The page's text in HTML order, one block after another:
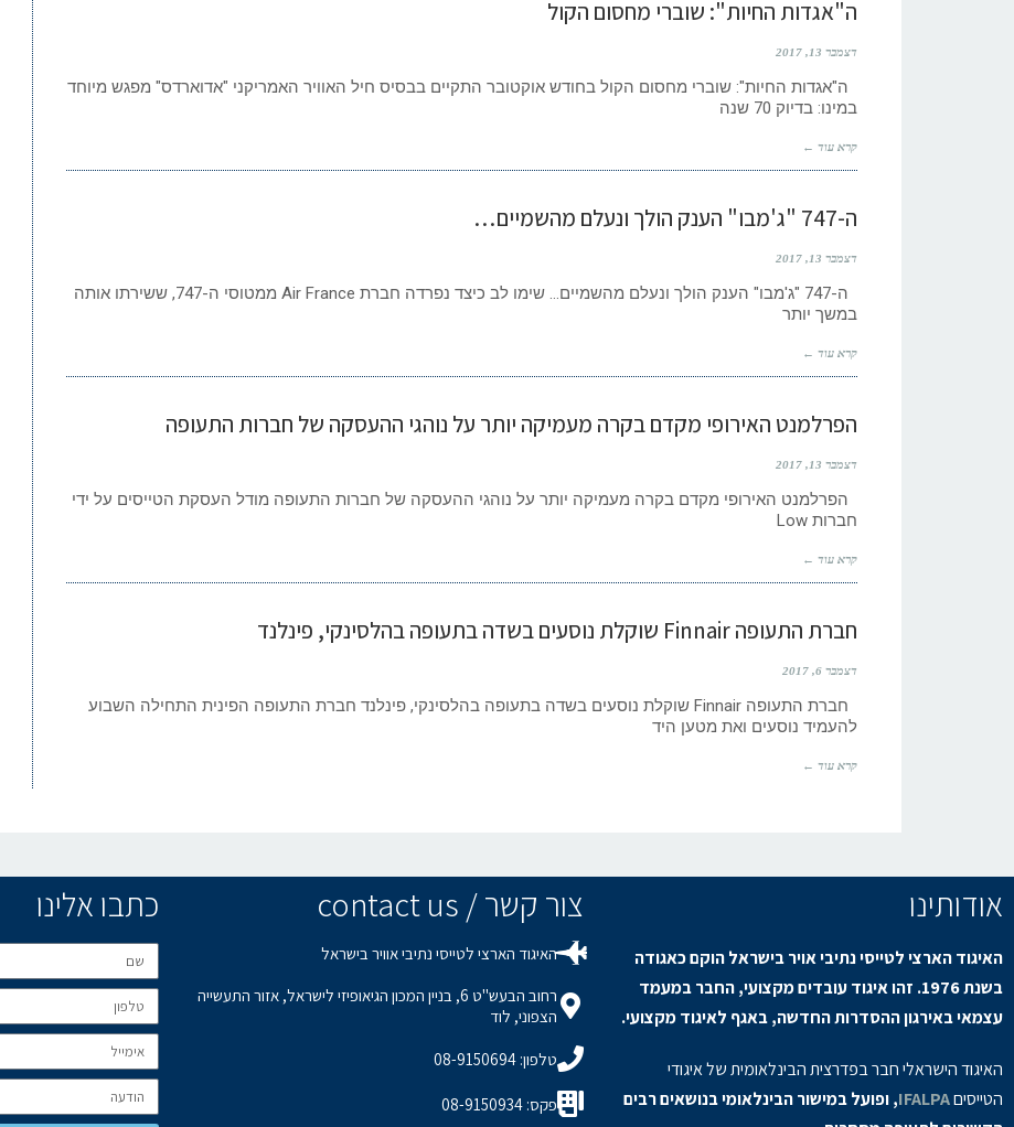
ה"אגדות החיות": שוברי מחסום הקול
דצמבר 13, 2017
ה"אגדות החיות": שוברי מחסום הקול בחודש אוקטובר התקיים בבסיס חיל האוויר האמריקני "אדוארדס" מפגש מיוחד
במינו: בדיוק 70 שנה
קרא עוד ←
ה-747 "ג'מבו" הענק הולך ונעלם מהשמיים…
דצמבר 13, 2017
ה-747 "ג'מבו" הענק הולך ונעלם מהשמיים… שימו לב כיצד נפרדה חברת Air France ממטוסי ה-747, ששירתו אותה
במשך יותר
קרא עוד ←
הפרלמנט האירופי מקדם בקרה מעמיקה יותר על נוהגי ההעסקה של חברות התעופה
דצמבר 13, 2017
הפרלמנט האירופי מקדם בקרה מעמיקה יותר על נוהגי ההעסקה של חברות התעופה מודל העסקת הטייסים על ידי
חברות Low
קרא עוד ←
חברת התעופה Finnair שוקלת נוסעים בשדה בתעופה בהלסינקי, פינלנד
דצמבר 6, 2017
חברת התעופה Finnair שוקלת נוסעים בשדה בתעופה בהלסינקי, פינלנד חברת התעופה הפינית התחילה השבוע
להעמיד נוסעים ואת מטען היד
קרא עוד ←
אודותינו
האיגוד הארצי לטייסי נתיבי אויר בישראל הוקם כאגודה
בשנת 1976. זהו איגוד עובדים מקצועי, החבר במעמד
עצמאי באירגון ההסדרות החדשה, באגף לאיגוד מקצועי.
האיגוד הישראלי חבר בפדרצית הבינלאומית של איגודי
הטייסיםIFALPA, ופועל במישור הבינלאומי בנושאים רבים
צור קשר / contact us
האיגוד הארצי לטייסי נתיבי אוויר בישראל
רחוב הבעש"ט 6, בניין המכון הגיאופיזי לישראל, אזור התעשייה
הצפוני, לוד
טלפון: 08-9150694
פקס: 08-9150934
כתבו אלינו